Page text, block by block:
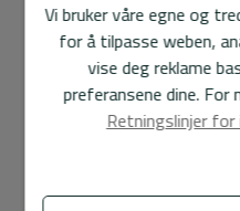
Villa Finestrat
Vakre nybygde villaer i
Tre villaer bestående av
Vi bruker våre egne og
for å tilpasse weben,
vise deg reklame
preferansene dine. For
Retningslinjer